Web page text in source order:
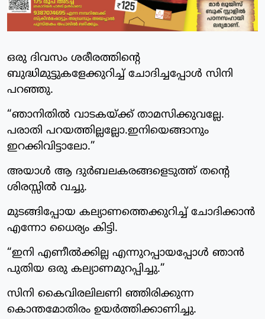
ഒരു ദിവസം ശരീരത്തിന്റെ
ബുദ്ധിമുട്ടുകളേക്കുറിച്ച് ചോദിച്ചപ്പോൾ സിനി
പറഞ്ഞു.
“ഞാനിതിൽ വാടകയ്ക്ക് താമസിക്കുവല്ലേ.
പരാതി പറയത്തില്ലല്ലോ.ഇനിയെങ്ങാനും
ഇറക്കിവിട്ടാലോ.”
അയാൾ ആ ദുർബലകരങ്ങളെടുത്ത് തന്റെ
ശിരസ്സിൽ വച്ചു.
മുടങ്ങിപ്പോയ കല്യാണത്തെക്കുറിച്ച് ചോദിക്കാൻ
എന്നോ ധൈര്യം കിട്ടി.
“ഇനി എണീൽക്കില്ല എന്നുറപ്പായപ്പോൾ ഞാൻ
പുതിയ ഒരു കല്യാണമുറപ്പിച്ചു.”
സിനി കൈവിരലിലണി ഞ്ഞിരിക്കുന്ന
കൊന്തമോതിരം ഉയർത്തിക്കാണിച്ചു.